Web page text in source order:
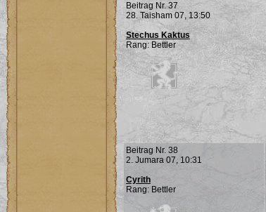
Beitrag Nr. 37
28. Taisham 07, 13:50
Stechus Kaktus
Rang: Bettler
Beitrag Nr. 38
2. Jumara 07, 10:31
Cyrith
Rang: Bettler